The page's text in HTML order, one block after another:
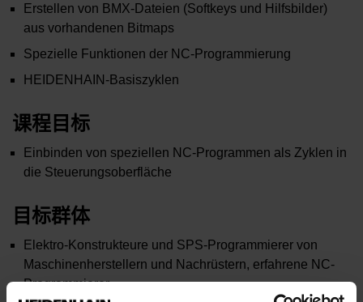
Erstellen von BMX-Dateien (Softkeys und Hilfsbilder)
aus vorhandenen Bitmaps
Spezielle Funktionen der NC-Programmierung
HEIDENHAIN-Basiszyklen
课程目标
Einbinden von speziellen NC-Programmen als Zyklen in
die Steuerungsoberfläche
目标群体
Elektro-Konstrukteure und SPS-Programmierer von
Maschinenherstellern und Nachrüstern, erfahrene NC-
Programmierer